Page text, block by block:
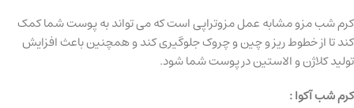
کرم شب مزو مشابه عمل مزوتراپی است که می تواند به پوست شما کمک
کند تا از خطوط ریز و چین و چروک جلوگیری کند و همچنین باعث افزایش
تولید کلاژن و الاستین در پوست شما شود.
کرم شب آکوا :